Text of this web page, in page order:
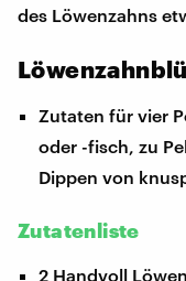
des Löwenzahns
Zutaten für vier
oder -fisch, zu
Dippen von
Zutatenliste
2 Handvoll